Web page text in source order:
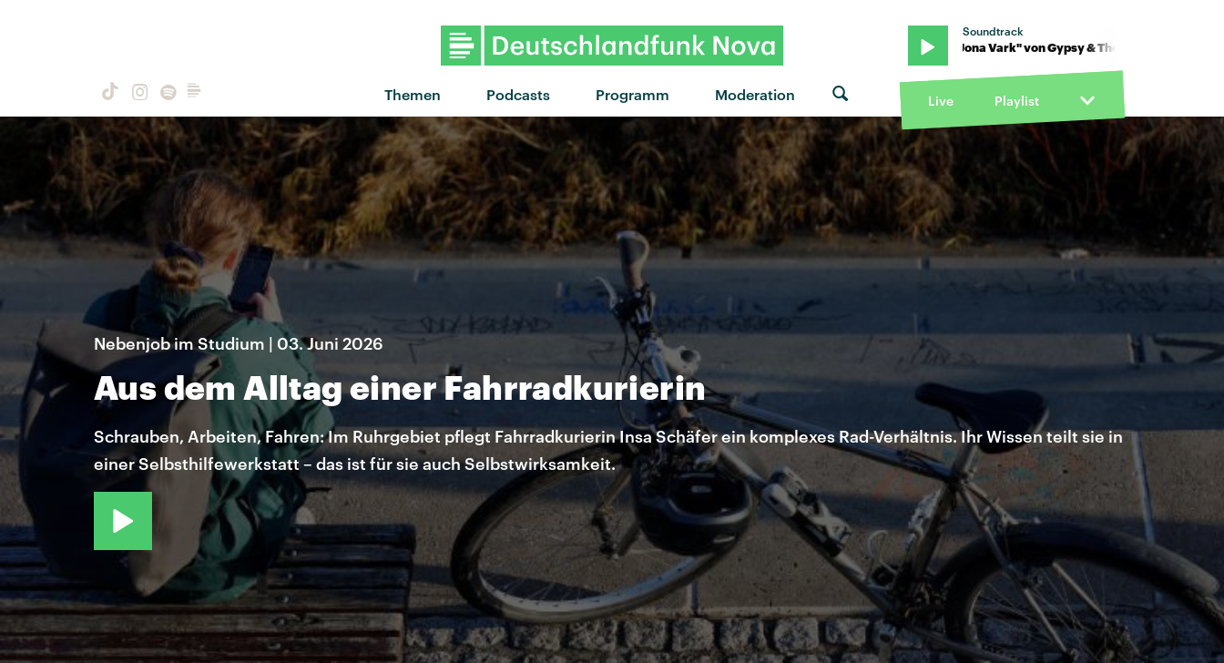
Themen Podcasts Programm Moderation
Soundtrack
"Jona Vark" von Gypsy & The Cat · "Jona Vark" von Gypsy & The Cat · "Jona Vark" von Gypsy
Live Playlist
Nebenjob im Studium | 03. Juni 2026
Aus dem Alltag einer Fahrradkurierin
Schrauben, Arbeiten, Fahren: Im Ruhrgebiet pflegt Fahrradkurierin Insa Schäfer ein komplexes Rad-Verhältnis. Ihr Wissen teilt sie in
einer Selbsthilfewerkstatt – das ist für sie auch Selbstwirksamkeit.